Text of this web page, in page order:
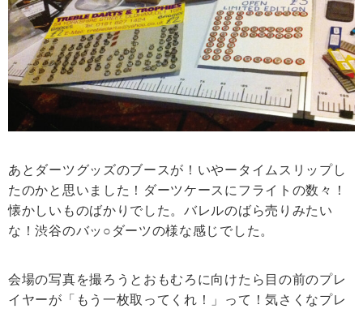
あとダーツグッズのブースが！いやータイムスリップし
たのかと思いました！ダーツケースにフライトの数々！
懐かしいものばかりでした。バレルのばら売りみたい
な！渋谷のバッ○ダーツの様な感じでした。
会場の写真を撮ろうとおもむろに向けたら目の前のプレ
イヤーが「もう一枚取ってくれ！」って！気さくなプレ